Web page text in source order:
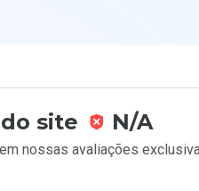
site N/A
nossas avaliações